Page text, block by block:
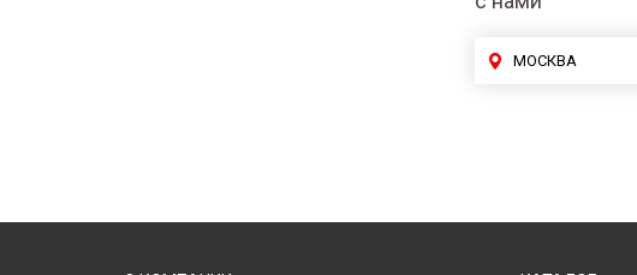
МОСКВА